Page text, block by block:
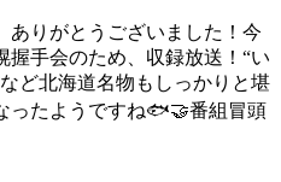
ありがとうございました！今
握手会のため、収録放送！“い
ど北海道名物もしっかりと堪
ったようですね🐟🤝番組冒頭